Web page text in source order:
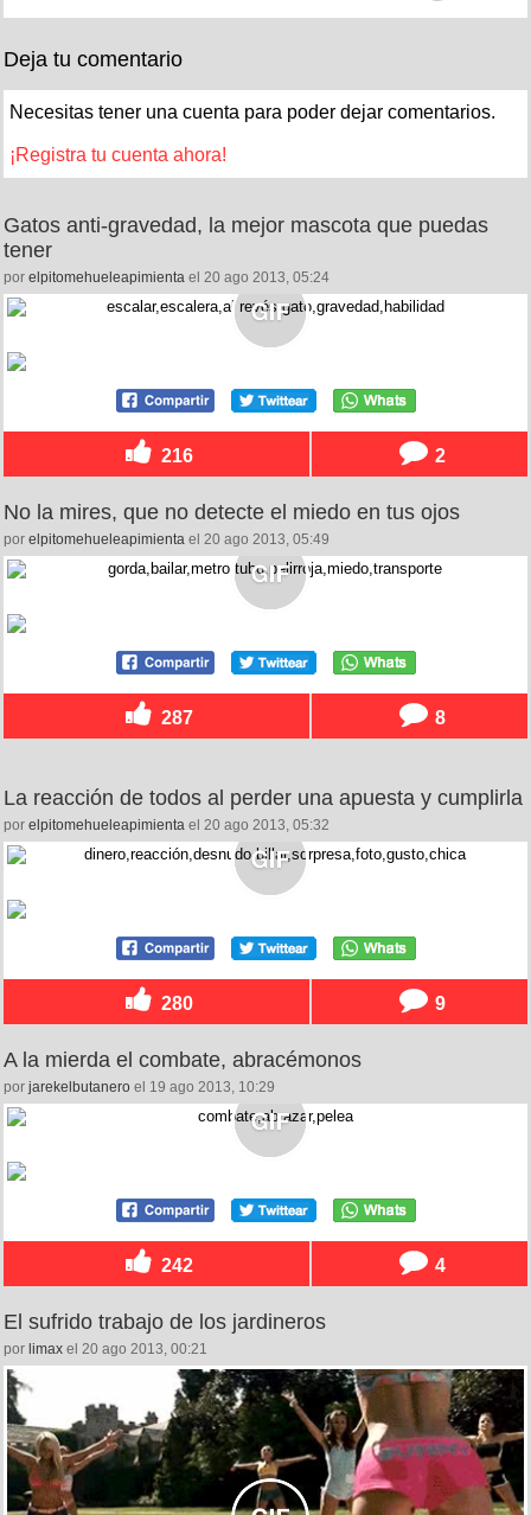
Deja tu comentario
Necesitas tener una cuenta para poder dejar comentarios.
¡Registra tu cuenta ahora!
Gatos anti-gravedad, la mejor mascota que puedas
tener
por elpitomehueleapimienta el 20 ago 2013, 05:24
216 2
No la mires, que no detecte el miedo en tus ojos
por elpitomehueleapimienta el 20 ago 2013, 05:49
287 8
La reacción de todos al perder una apuesta y cumplirla
por elpitomehueleapimienta el 20 ago 2013, 05:32
280 9
A la mierda el combate, abracémonos
por jarekelbutanero el 19 ago 2013, 10:29
242 4
El sufrido trabajo de los jardineros
por limax el 20 ago 2013, 00:21